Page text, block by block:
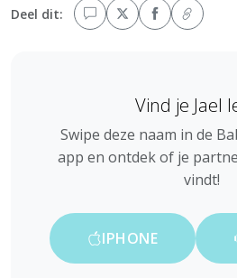
Deel dit:
Vind je Jael
Swipe deze naam in de
app en ontdek of je
vindt!
IPHONE